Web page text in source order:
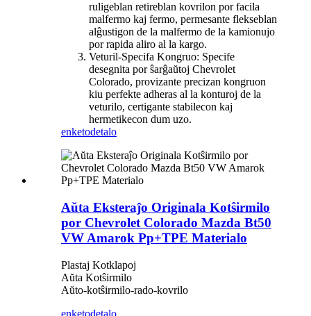
ruligeblan retireblan kovrilon por facila
malfermo kaj fermo, permesante flekseblan
alĝustigon de la malfermo de la kamionujo
por rapida aliro al la kargo.
Veturil-Specifa Kongruo: Specife
desegnita por ŝarĝaŭtoj Chevrolet
Colorado, provizante precizan kongruon
kiu perfekte adheras al la konturoj de la
veturilo, certigante stabilecon kaj
hermetikecon dum uzo.
enketodetalo
Aŭta Eksteraĵo Originala Kotŝirmilo
por Chevrolet Colorado Mazda Bt50
VW Amarok Pp+TPE Materialo
Plastaj Kotklapoj
Aŭta Kotŝirmilo
Aŭto-kotŝirmilo-rado-kovrilo
enketodetalo